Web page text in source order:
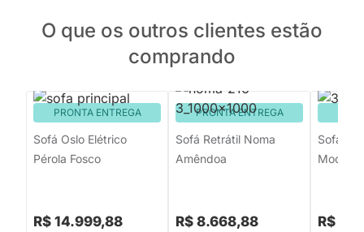
O que os outros clientes estão
comprando
PRONTA ENTREGA
Sofá Oslo Elétrico
Pérola Fosco
R$ 14.999,88
PRONTA ENTREGA
Sofá Retrátil Noma
Amêndoa
R$ 8.668,88
Sofá
Modular
R$